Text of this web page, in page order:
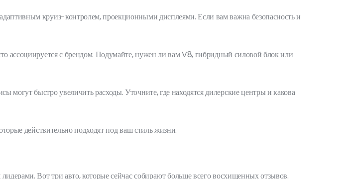
круиз-контролем, проекционными дисплеями. Если вам важна безопасность и
ассоциируется с брендом. Подумайте, нужен ли вам V8, гибридный силовой блок или
могут быстро увеличить расходы. Уточните, где находятся дилерские центры и какова
действительно подходят под ваш стиль жизни.
Вот три авто, которые сейчас собирают больше всего восхищенных отзывов.